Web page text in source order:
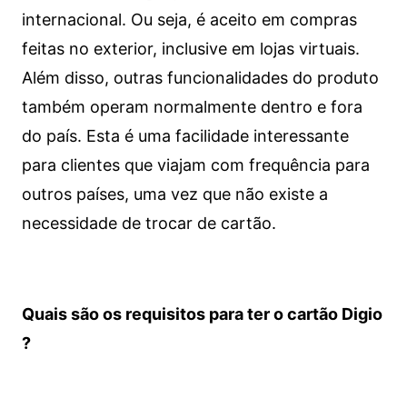
internacional. Ou seja, é aceito em compras
feitas no exterior, inclusive em lojas virtuais.
Além disso, outras funcionalidades do produto
também operam normalmente dentro e fora
do país. Esta é uma facilidade interessante
para clientes que viajam com frequência para
outros países, uma vez que não existe a
necessidade de trocar de cartão.
Quais são os requisitos para ter o cartão Digio
?